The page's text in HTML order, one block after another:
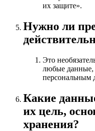
их защите».
Нужно ли
Это
любые данные,
персональным
Какие
их цель,
хранения?